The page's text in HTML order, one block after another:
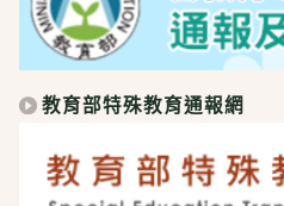
教育部特殊教育通報網